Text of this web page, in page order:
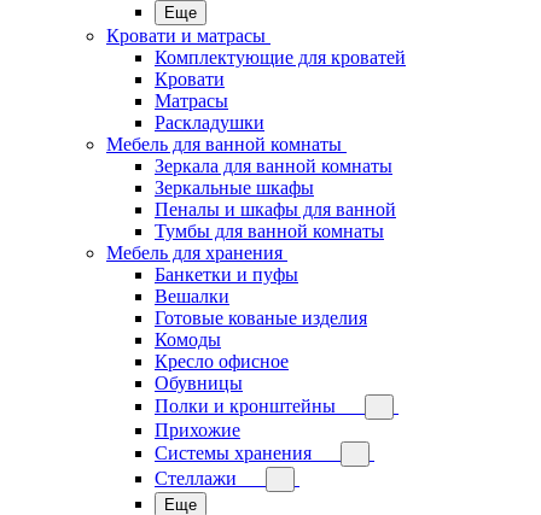
Еще
Кровати и матрасы
Комплектующие для кроватей
Кровати
Матрасы
Раскладушки
Мебель для ванной комнаты
Зеркала для ванной комнаты
Зеркальные шкафы
Пеналы и шкафы для ванной
Тумбы для ванной комнаты
Мебель для хранения
Банкетки и пуфы
Вешалки
Готовые кованые изделия
Комоды
Кресло офисное
Обувницы
Полки и кронштейны
Прихожие
Системы хранения
Стеллажи
Еще